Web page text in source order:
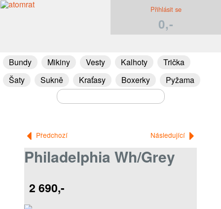
Přihlásit se
0,-
Bundy Mikiny Vesty Kalhoty
Trička
Šaty
Sukně Kraťasy Boxerky Pyžama
Předchozí Následující
Philadelphia Wh/Grey
2 690,-